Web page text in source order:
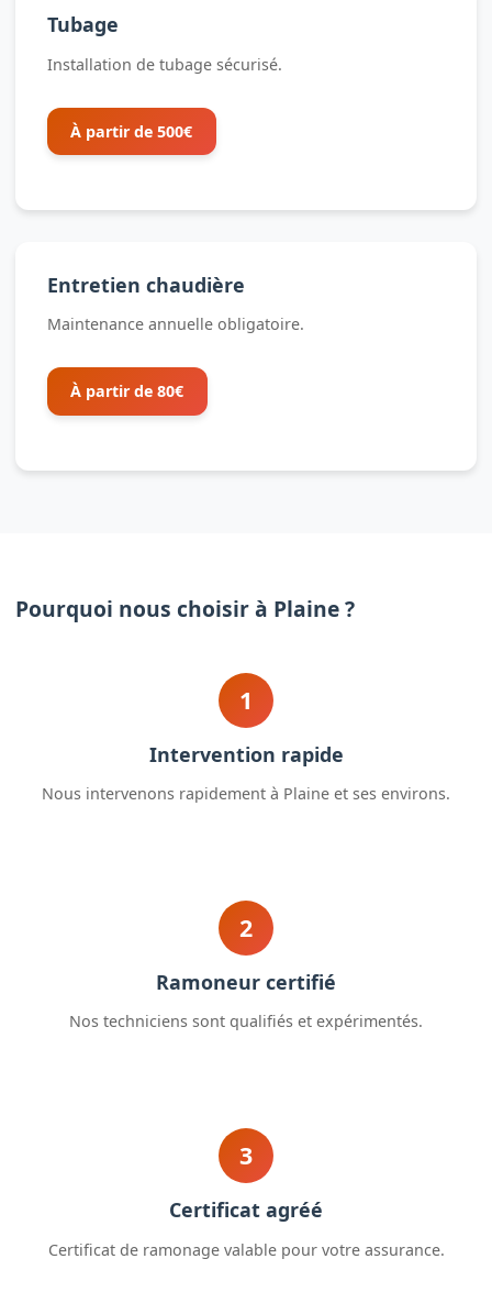
Tubage
Installation de tubage sécurisé.
À partir de 500€
Entretien chaudière
Maintenance annuelle obligatoire.
À partir de 80€
Pourquoi nous choisir à Plaine ?
1
Intervention rapide
Nous intervenons rapidement à Plaine et ses environs.
2
Ramoneur certifié
Nos techniciens sont qualifiés et expérimentés.
3
Certificat agréé
Certificat de ramonage valable pour votre assurance.